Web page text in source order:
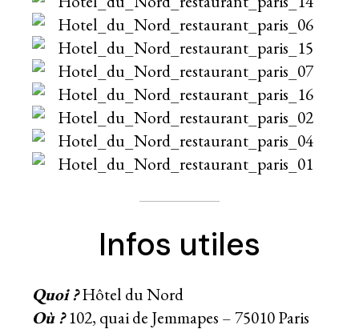
Infos utiles
Quoi ?Hôtel du Nord
Où ?102, quai de Jemmapes – 75010 Paris